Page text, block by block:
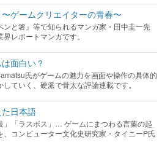
ゲームクリエイターの青春〜
ンと箸』等で知られるマンガ家・田中圭一先
レポートマンガです。
面白い？
氏がゲームの魅力を画面や操作の具体的
ていく、硬派で骨太な評論連載です。
日本語
」「ラスボス」… ゲームにまつわる言葉の起
、コンピューター文化史研究家・タイニーP氏